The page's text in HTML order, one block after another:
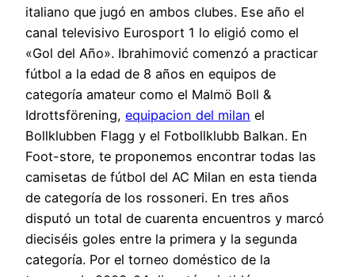
italiano que jugó en ambos clubes. Ese año el
canal televisivo Eurosport 1 lo eligió como el
«Gol del Año». Ibrahimović comenzó a practicar
fútbol a la edad de 8 años en equipos de
categoría amateur como el Malmö Boll &
Idrottsförening, equipacion del milan el
Bollklubben Flagg y el Fotbollklubb Balkan. En
Foot-store, te proponemos encontrar todas las
camisetas de fútbol del AC Milan en esta tienda
de categoría de los rossoneri. En tres años
disputó un total de cuarenta encuentros y marcó
dieciséis goles entre la primera y la segunda
categoría. Por el torneo doméstico de la